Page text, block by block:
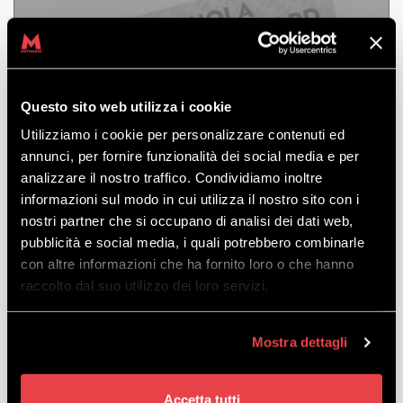
Questo sito web utilizza i cookie
Utilizziamo i cookie per personalizzare contenuti ed
annunci, per fornire funzionalità dei social media e per
analizzare il nostro traffico. Condividiamo inoltre
informazioni sul modo in cui utilizza il nostro sito con i
nostri partner che si occupano di analisi dei dati web,
pubblicità e social media, i quali potrebbero combinarle
con altre informazioni che ha fornito loro o che hanno
raccolto dal suo utilizzo dei loro servizi.
Mostra dettagli
Accetta tutti
SNOWBOARDKURS
VERBESSERE DEINEN STIL
ENTDECKEN
Snowboardkurs: Verbessere deinen Stil. Für 3, 4
oder 5 Personen.
zu verlassen
von€ 145.00